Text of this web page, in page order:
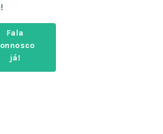
Fala
já!